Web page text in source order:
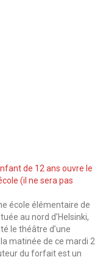
de 12 ans ouvre le
(il ne sera pas
école élémentaire de
au nord d’Helsinki,
le théâtre d’une
matinée de ce mardi 2
du forfait est un
inscrit dans le même